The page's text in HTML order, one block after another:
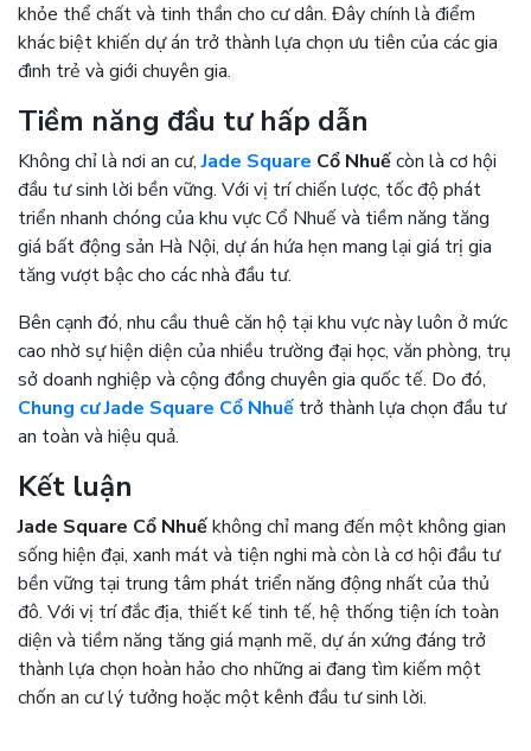
khỏe thể chất và tinh thần cho cư dân. Đây chính là điểm
khác biệt khiến dự án trở thành lựa chọn ưu tiên của các gia
đình trẻ và giới chuyên gia.
Tiềm năng đầu tư hấp dẫn
Không chỉ là nơi an cư,Jade Square Cổ Nhuếcòn là cơ hội
đầu tư sinh lời bền vững. Với vị trí chiến lược, tốc độ phát
triển nhanh chóng của khu vực Cổ Nhuế và tiềm năng tăng
giá bất động sản Hà Nội, dự án hứa hẹn mang lại giá trị gia
tăng vượt bậc cho các nhà đầu tư.
Bên cạnh đó, nhu cầu thuê căn hộ tại khu vực này luôn ở mức
cao nhờ sự hiện diện của nhiều trường đại học, văn phòng, trụ
sở doanh nghiệp và cộng đồng chuyên gia quốc tế. Do đó,
Chung cư Jade Square Cổ Nhuế trở thành lựa chọn đầu tư
an toàn và hiệu quả.
Kết luận
Jade Square Cổ Nhuếkhông chỉ mang đến một không gian
sống hiện đại, xanh mát và tiện nghi mà còn là cơ hội đầu tư
bền vững tại trung tâm phát triển năng động nhất của thủ
đô. Với vị trí đắc địa, thiết kế tinh tế, hệ thống tiện ích toàn
diện và tiềm năng tăng giá mạnh mẽ, dự án xứng đáng trở
thành lựa chọn hoàn hảo cho những ai đang tìm kiếm một
chốn an cư lý tưởng hoặc một kênh đầu tư sinh lời.